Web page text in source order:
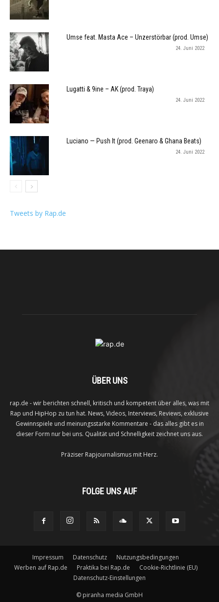
Umse feat. Masta Ace – Unzerstörbar (prod. Umse)
24. Juni 2022
Lugatti & 9ine – AK (prod. Traya)
24. Juni 2022
Luciano — Push It (prod. Geenaro & Ghana Beats)
24. Juni 2022
Tweets by Rap.de
ÜBER UNS
rap.de - wir berichten schnell, kritisch und kompetent über alles, was mit
Rap und HipHop zu tun hat. News, Videos, Interviews, Reviews, exklusive
Gewinnspiele und meinungsstarke Kommentare - das alles gibt es in
dieser Form nur bei uns. Qualität und Schnelligkeit zeichnet uns aus.
Präziser Rapjournalismus mit Herz.
FOLGE UNS AUF
Impressum Datenschutz
Nutzungsbedingungen
Werben auf Rap.de
Praktika bei Rap.de
Cookie-Richtlinie (EU)
Datenschutz-Einstellungen
© piranha media GmbH